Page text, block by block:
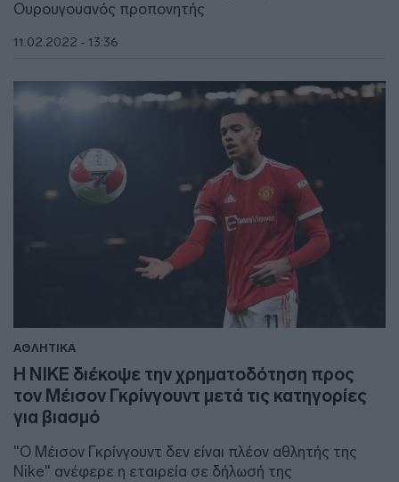
Ουρουγουανός προπονητής
11.02.2022 - 13:36
ΑΘΛΗΤΙΚΑ
Η NIKE διέκοψε την χρηματοδότηση προς
τον Μέισον Γκρίνγουντ μετά τις κατηγορίες
για βιασμό
"Ο Μέισον Γκρίνγουντ δεν είναι πλέον αθλητής της
Nike" ανέφερε η εταιρεία σε δήλωσή της